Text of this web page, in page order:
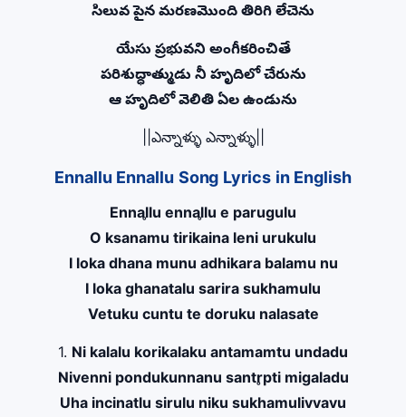
సిలువ పైన మరణమొంది తిరిగి లేచెను
యేసు ప్రభువని అంగీకరించితే
పరిశుద్ధాత్ముడు నీ హృదిలో చేరును
ఆ హృదిలో వెలితి ఏల ఉండును
||ఎన్నాళ్ళు ఎన్నాళ్ళు||
Ennallu Ennallu Song Lyrics in English
Ennal̥lu ennal̥lu e parugulu
O ksanamu tirikaina leni urukulu
I loka dhana munu adhikara balamu nu
I loka ghanatalu sarira sukhamulu
Vetuku cuntu te doruku nalasate
1. Ni kalalu korikalaku antamamtu undadu
Nivenni pondukunnanu santr̥pti migaladu
Uha incinatlu sirulu niku sukhamulivvavu